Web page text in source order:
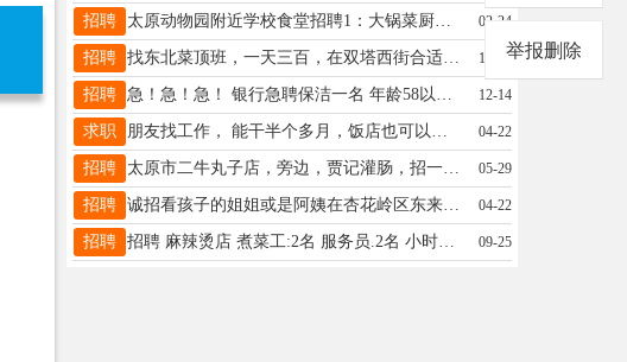
招聘 太原动物园附近学校食堂招聘1：大锅菜厨师一名，年龄45岁以内，干活利索，责任心强。 2：配菜工一名，男性，40岁以内。 3，售餐打杂人员数名女性50岁以内。 4：洗碗工2名，男女不限，55岁以内。以上人员要求干活利索，责任心强，人品过关，管吃住，月休四天，工资面议，有意者联系电话13546440848 02-24
招聘 找东北菜顶班，一天三百，在双塔西街合适可以长干13393515551 12-28
招聘 急！急！急！ 银行急聘保洁一名 年龄58以下 工作时间： 上午7:30---11:30 下午14:00---17:30 工资2300元。月休四天。 地址：新晋祠路世纪城附近银行招聘保洁一名 联系：18834815958 12-14
求职 朋友找工作， 能干半个多月，饭店也可以！ 最好包吃住，有需要的老板联系15635192422 04-22
招聘 太原市二牛丸子店，旁边，贾记灌肠，招一个的，主要炒个拨烂子，，单几个家常炒菜，活简单，老板人好，短期勿扰，想找个能干住的，待遇5000-5500，联系13191057715张，微信也是！ 05-29
招聘 诚招看孩子的姐姐或是阿姨在杏花岭区东来龙城苑小区，有意者请联系18935189563 04-22
招聘 招聘 麻辣烫店 煮菜工:2名 服务员.2名 小时工2名 工资4000 全勤200 电话～19135185398 地址，美特好，滨河路店，开心大集 杏花岭区胜利桥东滨河东路289号 09-25
举报删除